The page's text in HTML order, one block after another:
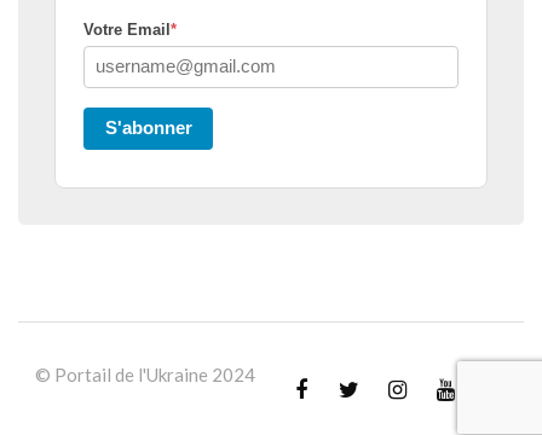
Votre Email *
S'abonner
© Portail de l'Ukraine 2024